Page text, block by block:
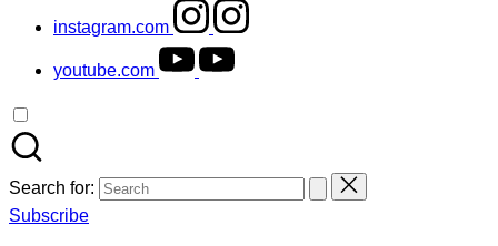
instagram.com
youtube.com
Search for:
Subscribe